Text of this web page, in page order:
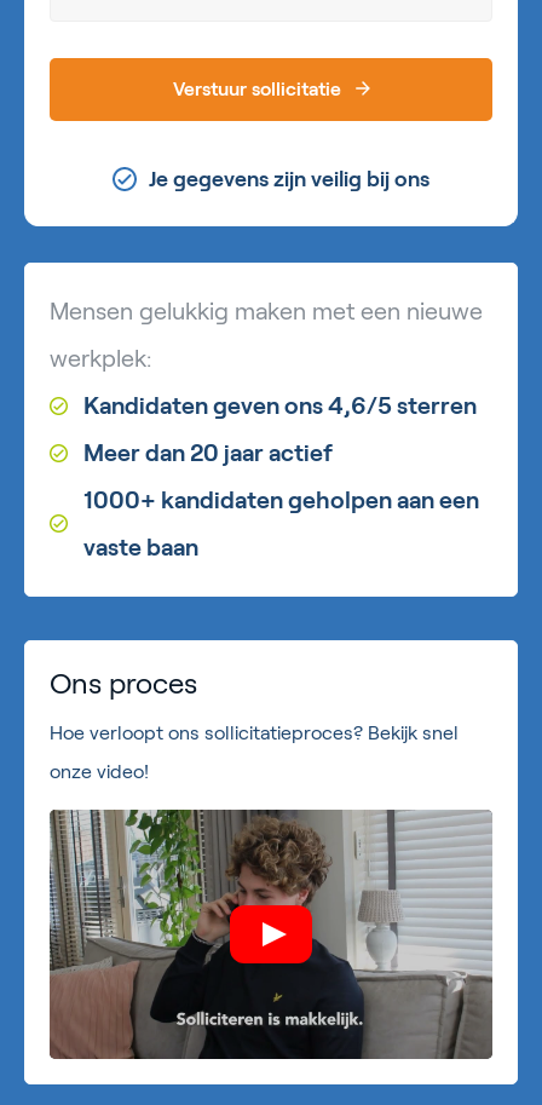
Verstuur sollicitatie
Je gegevens zijn veilig bij ons
Mensen gelukkig maken met een nieuwe
werkplek:
Kandidaten geven ons 4,6/5 sterren
Meer dan 20 jaar actief
1000+ kandidaten geholpen aan een
vaste baan
Ons proces
Hoe verloopt ons sollicitatieproces? Bekijk snel
onze video!